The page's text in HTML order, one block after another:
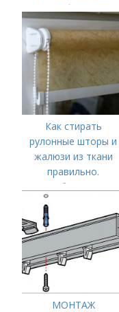
Мультифактурные
жалюзи
Как стирать
рулонные шторы и
жалюзи из ткани
правильно.
Особенности
рулонных штор
МОНТАЖ